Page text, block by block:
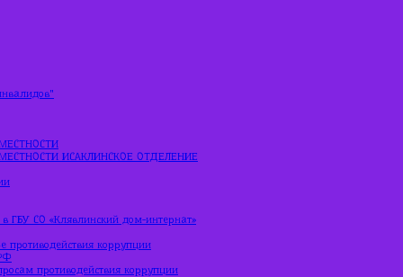
ИСАКЛИНСКОЕ ОТДЕЛЕНИЕ
ГБУ СО «Клявлинский дом-интернат»
коррупции
противодействия коррупции